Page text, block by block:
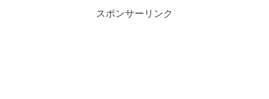
スポンサーリンク